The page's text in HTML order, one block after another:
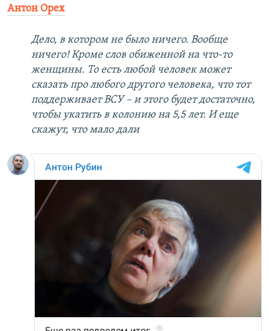
Антон Орех
Дело, в котором не было ничего. Вообще
ничего! Кроме слов обиженной на что-то
женщины. То есть любой человек может
сказать про любого другого человека, что тот
поддерживает ВСУ – и этого будет достаточно,
чтобы укатить в колонию на 5,5 лет. И еще
скажут, что мало дали